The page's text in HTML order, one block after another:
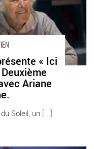
« Ici
Ariane
Soleil, un [...]